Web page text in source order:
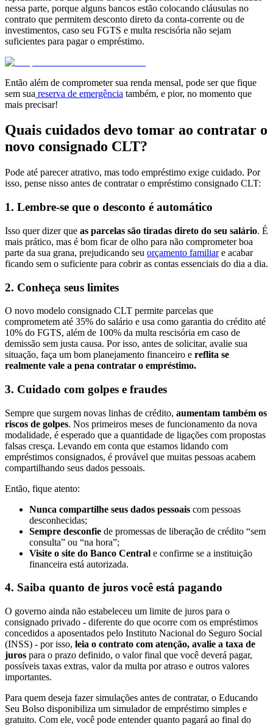
nessa parte, porque alguns bancos estão colocando cláusulas no
contrato que permitem desconto direto da conta-corrente ou de
investimentos, caso seu FGTS e multa rescisória não sejam
suficientes para pagar o empréstimo.
Então além de comprometer sua renda mensal, pode ser que fique
sem sua reserva de emergência também, e pior, no momento que
mais precisar!
Quais cuidados devo tomar ao contratar o
novo consignado CLT?
Pode até parecer atrativo, mas todo empréstimo exige cuidado. Por
isso, pense nisso antes de contratar o empréstimo consignado CLT:
1. Lembre-se que o desconto é automático
Isso quer dizer que as parcelas são tiradas direto do seu salário. É
mais prático, mas é bom ficar de olho para não comprometer boa
parte da sua grana, prejudicando seu orçamento familiare acabar
ficando sem o suficiente para cobrir as contas essenciais do dia a dia.
2. Conheça seus limites
O novo modelo consignado CLT permite parcelas que
comprometem até 35% do salário e usa como garantia do crédito até
10% do FGTS, além de 100% da multa rescisória em caso de
demissão sem justa causa. Por isso, antes de solicitar, avalie sua
situação, faça um bom planejamento financeiro e reflita se
realmente vale a pena contratar o empréstimo.
3. Cuidado com golpes e fraudes
Sempre que surgem novas linhas de crédito, aumentam também os
riscos de golpes. Nos primeiros meses de funcionamento da nova
modalidade, é esperado que a quantidade de ligações com propostas
falsas cresça. Levando em conta que estamos lidando com
empréstimos consignados, é provável que muitas pessoas acabem
compartilhando seus dados pessoais.
Então, fique atento:
Nunca compartilhe seus dados pessoais com pessoas
desconhecidas;
Sempre desconfie de promessas de liberação de crédito “sem
consulta” ou “na hora”;
Visite o site do Banco Central e confirme se a instituição
financeira está autorizada.
4. Saiba quanto de juros você está pagando
O governo ainda não estabeleceu um limite de juros para o
consignado privado - diferente do que ocorre com os empréstimos
concedidos a aposentados pelo Instituto Nacional do Seguro Social
(INSS) - por isso, leia o contrato com atenção, avalie a taxa de
juros para o prazo definido, o valor final que você deverá pagar,
possíveis taxas extras, valor da multa por atraso e outros valores
importantes.
Para quem deseja fazer simulações antes de contratar, o Educando
Seu Bolso disponibiliza um simulador de empréstimo simples e
gratuito. Com ele, você pode entender quanto pagará ao final do